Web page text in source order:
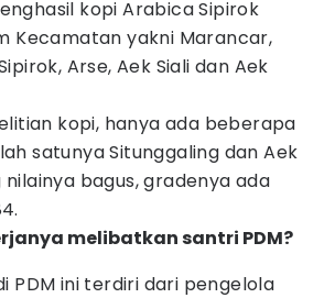
kopi Arabica Sipirok
Kecamatan yakni Marancar,
Arse, Aek Siali dan Aek
kopi, hanya ada beberapa
satunya Situnggaling dan Aek
bagus, gradenya ada
melibatkan santri PDM?
PDM ini terdiri dari pengelola